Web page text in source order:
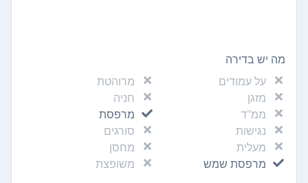
מה יש בדירה
על עמודים
מרוהטת
מזגן
חניה
ממ"ד
מרפסת
נגישות
סורגים
מעלית
מחסן
מרפסת שמש
משופצת